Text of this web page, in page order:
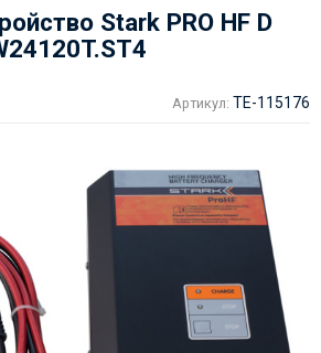
Stark PRO HF D
Артикул: TE-115176